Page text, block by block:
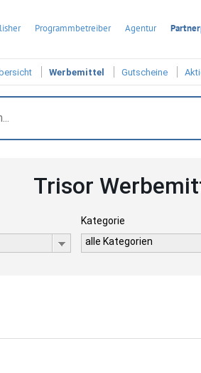
Programmbetreiber Agentur
Werbemittel Gutscheine
Trisor
Kategorie
alle Kategorien